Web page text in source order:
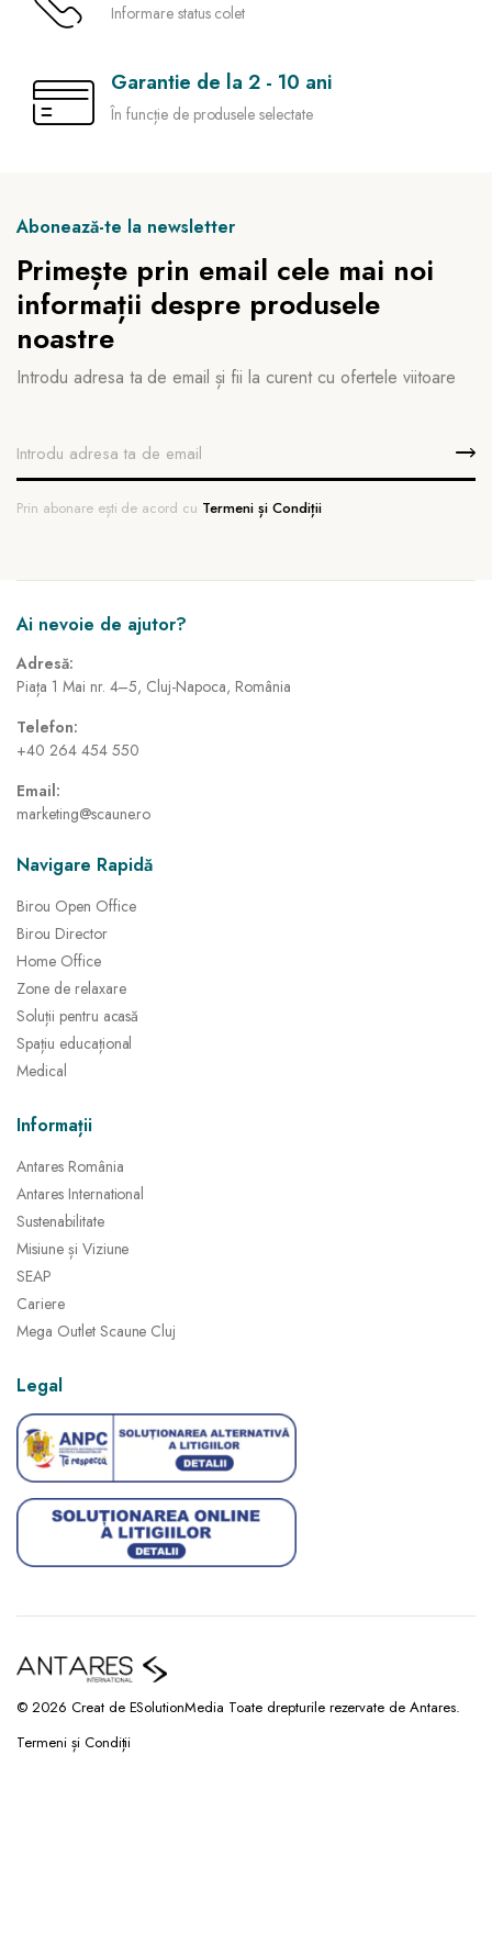
Informare status colet
Garantie de la 2 - 10 ani
În funcție de produsele selectate
Abonează-te la newsletter
Primește prin email cele mai noi
informații despre produsele
noastre
Introdu adresa ta de email și fii la curent cu ofertele viitoare
Prin abonare ești de acord cu Termeni și Condiții
Ai nevoie de ajutor?
Adresă:
Piața 1 Mai nr. 4–5, Cluj-Napoca, România
Telefon:
+40 264 454 550
Email:
marketing@scaune.ro
Navigare Rapidă
Birou Open Office
Birou Director
Home Office
Zone de relaxare
Soluții pentru acasă
Spațiu educațional
Medical
Informații
Antares România
Antares International
Sustenabilitate
Misiune și Viziune
SEAP
Cariere
Mega Outlet Scaune Cluj
Legal
© 2026 Creat de ESolutionMedia Toate drepturile rezervate de Antares.
Termeni și Condiții